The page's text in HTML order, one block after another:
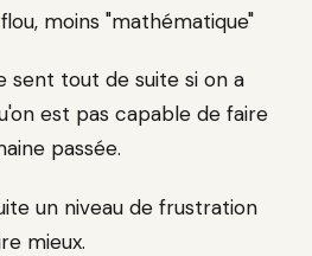
moins "mathématique"
sent tout de suite si on a
est pas capable de faire
passée.
un niveau de frustration
mieux.